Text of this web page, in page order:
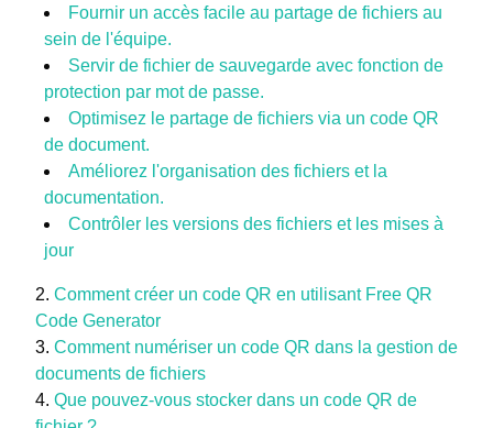
Fournir un accès facile au partage de fichiers au
sein de l'équipe.
Servir de fichier de sauvegarde avec fonction de
protection par mot de passe.
Optimisez le partage de fichiers via un code QR
de document.
Améliorez l'organisation des fichiers et la
documentation.
Contrôler les versions des fichiers et les mises à
jour
Comment créer un code QR en utilisant Free QR
Code Generator
Comment numériser un code QR dans la gestion de
documents de fichiers
Que pouvez-vous stocker dans un code QR de